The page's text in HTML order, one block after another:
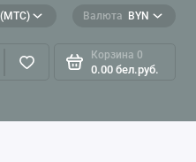
(МТС) Валюта BYN
Корзина 0
0.00 бел.руб.